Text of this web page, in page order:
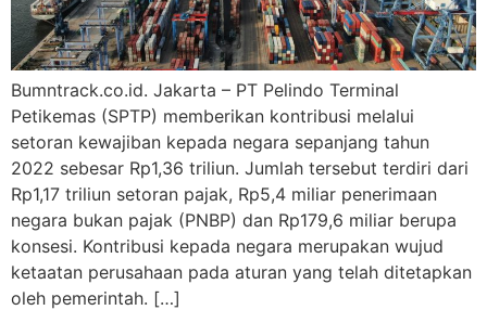
Bumntrack.co.id. Jakarta – PT Pelindo Terminal
Petikemas (SPTP) memberikan kontribusi melalui
setoran kewajiban kepada negara sepanjang tahun
2022 sebesar Rp1,36 triliun. Jumlah tersebut terdiri dari
Rp1,17 triliun setoran pajak, Rp5,4 miliar penerimaan
negara bukan pajak (PNBP) dan Rp179,6 miliar berupa
konsesi. Kontribusi kepada negara merupakan wujud
ketaatan perusahaan pada aturan yang telah ditetapkan
oleh pemerintah. […]